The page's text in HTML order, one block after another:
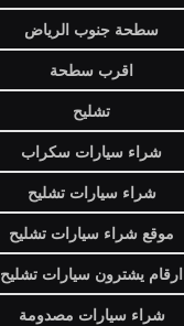
سطحة جنوب الرياض
اقرب سطحة
تشليح
شراء سيارات سكراب
شراء سيارات تشليح
موقع شراء سيارات تشليح
ارقام يشترون سيارات تشليح
شراء سيارات مصدومة